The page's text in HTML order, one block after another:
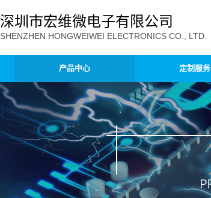
深圳市宏维微电子有限公司
SHENZHEN HONGWEIWEI ELECTRONICS CO., LTD.
产品中心 定制服务